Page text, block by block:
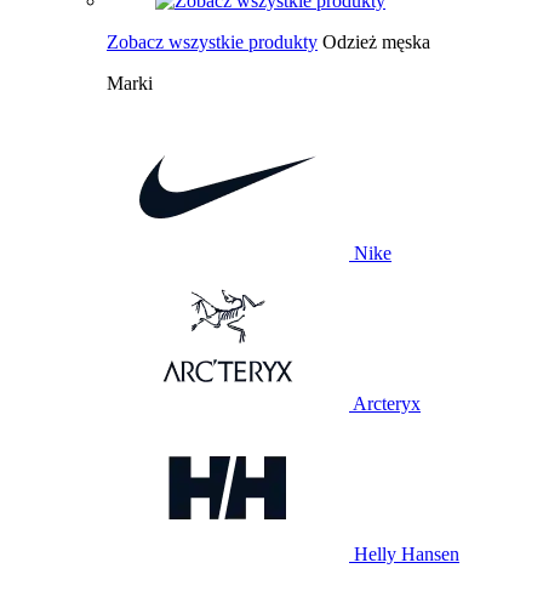
Zobacz wszystkie produkty Odzież męska
Marki
Nike
Arcteryx
Helly Hansen